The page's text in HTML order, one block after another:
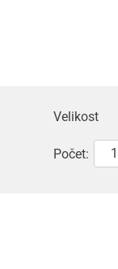
Velikost
Počet: